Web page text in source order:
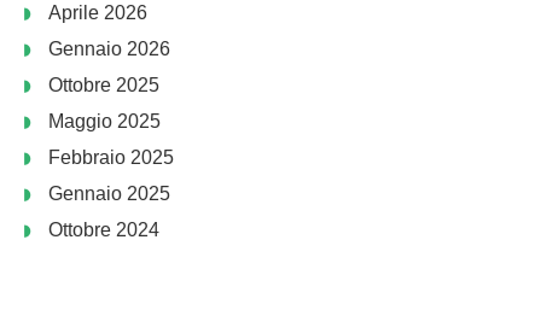
Aprile 2026
Gennaio 2026
Ottobre 2025
Maggio 2025
Febbraio 2025
Gennaio 2025
Ottobre 2024